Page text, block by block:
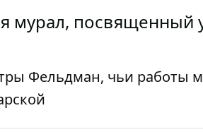
мурал, посвященный
Фельдман, чьи работы